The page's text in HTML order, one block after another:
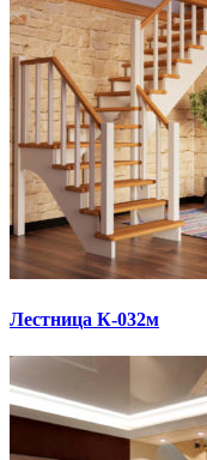
Лестница К-032м